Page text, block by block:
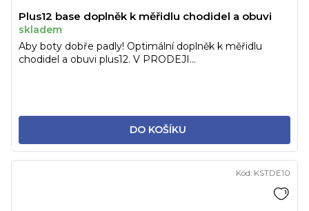
Plus12 base doplněk k měřidlu chodidel a obuvi
skladem
DO KOŠÍKU
Aby boty dobře padly! Optimální doplněk k měřidlu
chodidel a obuvi plus12. V PRODEJI...
Kód: KSTDE10